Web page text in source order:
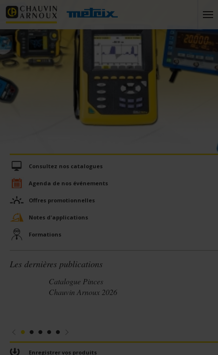
Consultez nos catalogues
Agenda de nos événements
Offres promotionnelles
Notes d'applications
Formations
Les dernières publications
Catalogue Pinces
Chauvin Arnoux 2026
Enregistrer vos produits